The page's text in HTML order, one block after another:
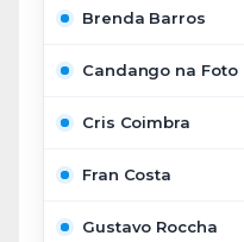
Brenda Barros
Candango na Foto
Cris Coimbra
Fran Costa
Gustavo Roccha